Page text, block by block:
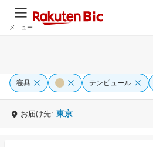
メニュー
寝具 テンピュール
お届け先: 東京